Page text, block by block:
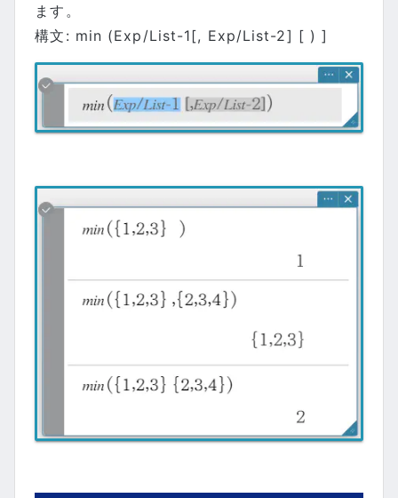
ます。
構文: min (Exp/List-1[, Exp/List-2] [ ) ]